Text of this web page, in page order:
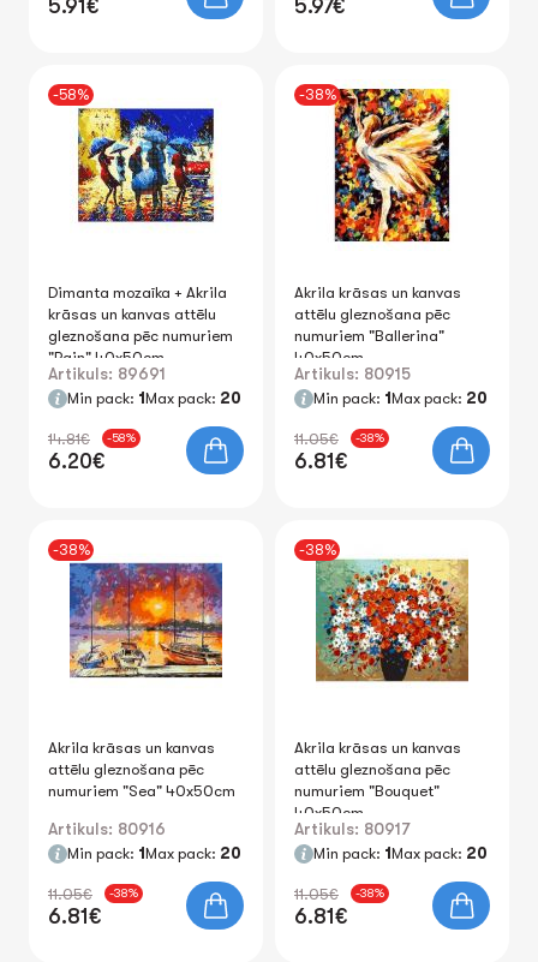
5.91€ 5.97€
-58%
Dimanta mozaīka + Akrila
krāsas un kanvas attēlu
gleznošana pēc numuriem
"Rain" 40x50cm
Artikuls: 89691
Min pack: 1Max pack: 20
14.81€ -58%
6.20€
-38%
Akrila krāsas un kanvas
attēlu gleznošana pēc
numuriem "Ballerina"
40x50cm
Artikuls: 80915
Min pack: 1Max pack: 20
11.05€ -38%
6.81€
-38%
Akrila krāsas un kanvas
attēlu gleznošana pēc
numuriem "Sea" 40x50cm
Artikuls: 80916
Min pack: 1Max pack: 20
11.05€ -38%
6.81€
-38%
Akrila krāsas un kanvas
attēlu gleznošana pēc
numuriem "Bouquet"
40x50cm
Artikuls: 80917
Min pack: 1Max pack: 20
11.05€ -38%
6.81€